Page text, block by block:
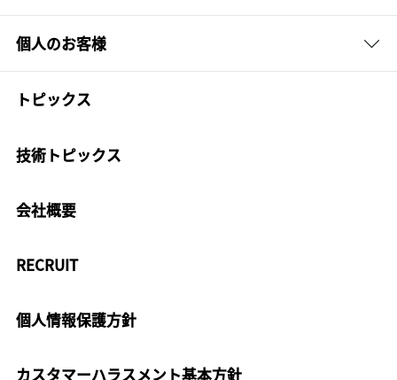
個人のお客様
トピックス
技術トピックス
会社概要
RECRUIT
個人情報保護方針
カスタマーハラスメント基本方針